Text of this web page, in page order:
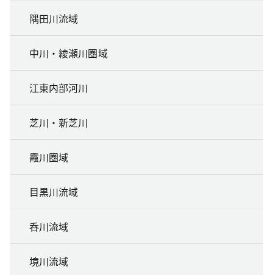
隅田川流域
中川・綾瀬川圏域
江東内部河川
芝川・新芝川
霞川圏域
目黒川流域
呑川流域
境川流域